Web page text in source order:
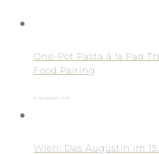
One-Pot Pasta à la Pad
Food Pairing
8. November 2016
Wien: Das Augustin im